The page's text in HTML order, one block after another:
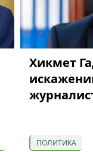
Хикмет
ПОЛИТИКА